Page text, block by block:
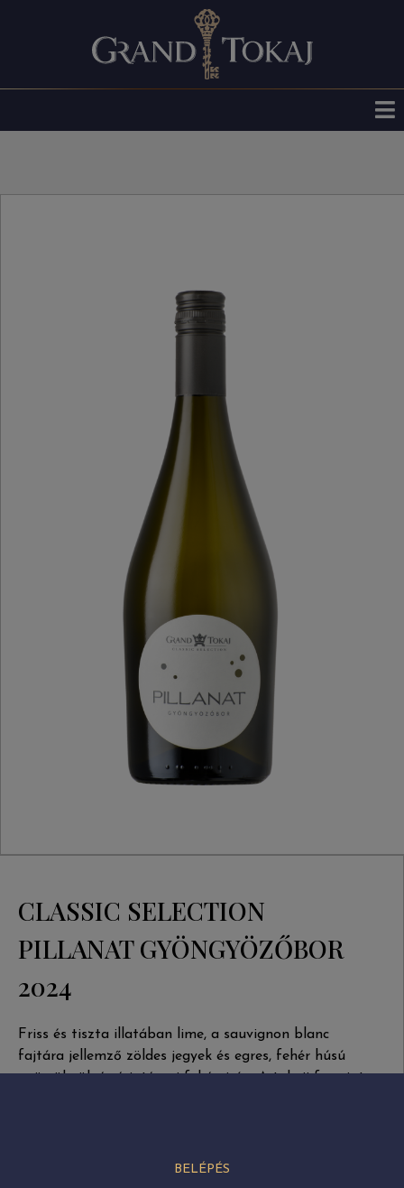
CLASSIC SELECTION
PILLANAT GYÖNGYÖZŐBOR
2024
Friss és tiszta illatában lime, a sauvignon blanc
fajtára jellemző zöldes jegyek és egres, fehér húsú
gyümölcsök és érintésnyi fehérvirág. A tokaji furmint
Hidegen, akár jégbe hűtve ajánljuk ezt a
BELÉPÉS